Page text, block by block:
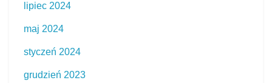
lipiec 2024
maj 2024
styczeń 2024
grudzień 2023